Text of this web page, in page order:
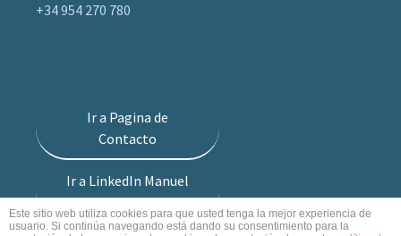
+34 954 270 780
Ir a Pagina de
Contacto
Ir a LinkedIn Manuel
Alvarez Romero
Este sitio web utiliza cookies para que usted tenga la mejor experiencia de
usuario. Si continúa navegando está dando su consentimiento para la